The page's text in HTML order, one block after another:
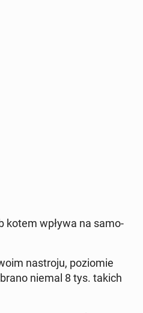
kotem wpływa na sa­mo­
na­stro­ju, po­zio­mie
niemal 8 tys. takich